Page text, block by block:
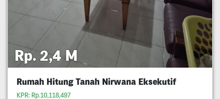
Rp. 2,4 M
Rumah Hitung Tanah Nirwana Eksekutif
KPR: Rp.10,118,497